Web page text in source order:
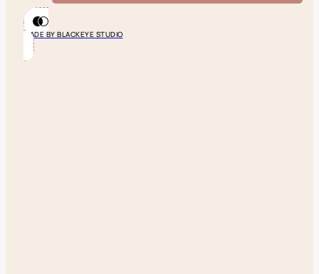
MADE BY BLACKEYE STUDIO